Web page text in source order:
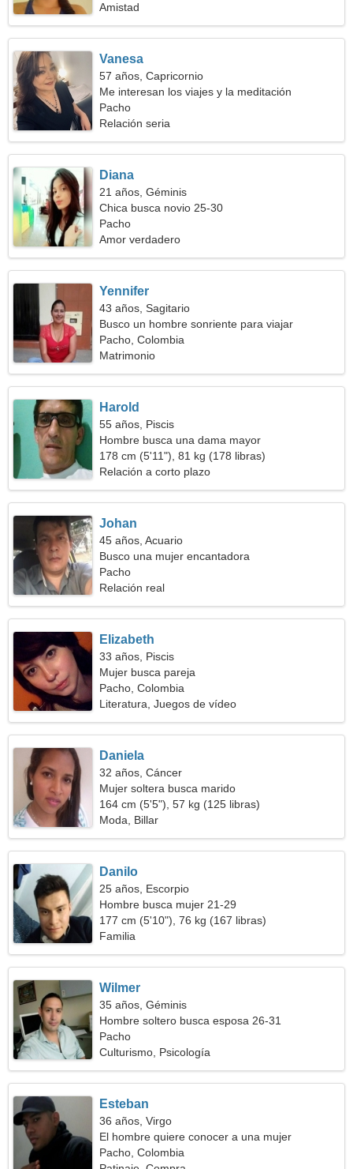
Amistad
Vanesa
57 años, Capricornio
Me interesan los viajes y la meditación
Pacho
Relación seria
Diana
21 años, Géminis
Chica busca novio 25-30
Pacho
Amor verdadero
Yennifer
43 años, Sagitario
Busco un hombre sonriente para viajar
Pacho, Colombia
Matrimonio
Harold
55 años, Piscis
Hombre busca una dama mayor
178 cm (5'11"), 81 kg (178 libras)
Relación a corto plazo
Johan
45 años, Acuario
Busco una mujer encantadora
Pacho
Relación real
Elizabeth
33 años, Piscis
Mujer busca pareja
Pacho, Colombia
Literatura, Juegos de vídeo
Daniela
32 años, Cáncer
Mujer soltera busca marido
164 cm (5'5"), 57 kg (125 libras)
Moda, Billar
Danilo
25 años, Escorpio
Hombre busca mujer 21-29
177 cm (5'10"), 76 kg (167 libras)
Familia
Wilmer
35 años, Géminis
Hombre soltero busca esposa 26-31
Pacho
Culturismo, Psicología
Esteban
36 años, Virgo
El hombre quiere conocer a una mujer
Pacho, Colombia